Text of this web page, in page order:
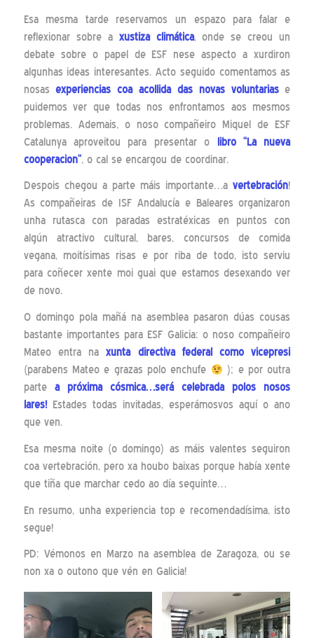
Esa mesma tarde reservamos un espazo para falar e
reflexionar sobre a xustiza climática, onde se creou un
debate sobre o papel de ESF nese aspecto a xurdiron
algunhas ideas interesantes. Acto seguido comentamos as
nosasexperiencias coa acollida das novas voluntariase
puidemos ver que todas nos enfrontamos aos mesmos
problemas. Ademais, o noso compañeiro Miquel de ESF
Catalunya aproveitou para presentar o libro “La nueva
cooperacion“, o cal se encargou de coordinar.
Despois chegou a parte máis importante…avertebración!
As compañeiras de ISF Andalucía e Baleares organizaron
unha rutasca con paradas estratéxicas en puntos con
algún atractivo cultural, bares, concursos de comida
vegana, moitísimas risas e por riba de todo, isto serviu
para coñecer xente moi guai que estamos desexando ver
de novo.
O domingo pola mañá na asemblea pasaron dúas cousas
bastante importantes para ESF Galicia: o noso compañeiro
Mateo entra naxunta directiva federal como vicepresi
(parabens Mateo e grazas polo enchufe
); e por outra
parte a próxima cósmica…será celebrada polos nosos
lares!Estades todas invitadas, esperámosvos aquí o ano
que ven.
Esa mesma noite (o domingo) as máis valentes seguiron
coa vertebración, pero xa houbo baixas porque había xente
que tiña que marchar cedo ao día seguinte…
En resumo, unha experiencia top e recomendadísima, isto
segue!
PD: Vémonos en Marzo na asemblea de Zaragoza, ou se
non xa o outono que vén en Galicia!